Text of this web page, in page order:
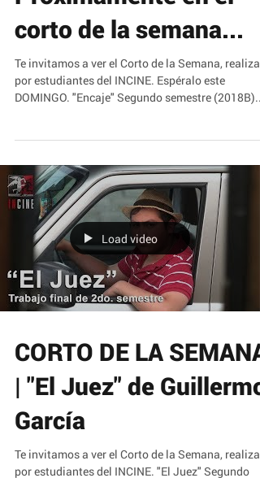
Próximamente en el
corto de la semana...
Te invitamos a ver el Corto de la Semana,
Load video
CORTO DE LA SEMANA
| "El Juez" de Guillermo
García